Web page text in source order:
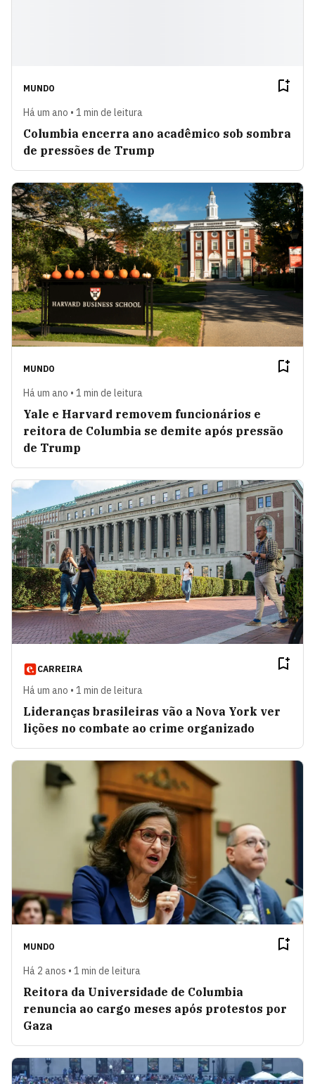
MUNDO
Há um ano • 1 min de leitura
Columbia encerra ano acadêmico sob sombra
de pressões de Trump
MUNDO
Há um ano • 1 min de leitura
Yale e Harvard removem funcionários e
reitora de Columbia se demite após pressão
de Trump
CARREIRA
Há um ano • 1 min de leitura
Lideranças brasileiras vão a Nova York ver
lições no combate ao crime organizado
MUNDO
Há 2 anos • 1 min de leitura
Reitora da Universidade de Columbia
renuncia ao cargo meses após protestos por
Gaza